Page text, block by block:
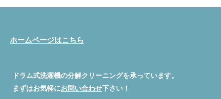
#7A5C45; --brown-light: #B8926A; --sage: #7A9E7E; --sage-light:
sizing: border-box; margin: 0; padding: 0; } body { background-
color: var(--cream); color: var(--text-main); font-family: 'Noto
Sans JP', sans-serif; font-size: 15px; line-height: 1.8; max-width:
ホームページはこちら
ドラム式洗濯機の分解クリーニングを承っています。
まずはお気軽にお問い合わせ下さい！